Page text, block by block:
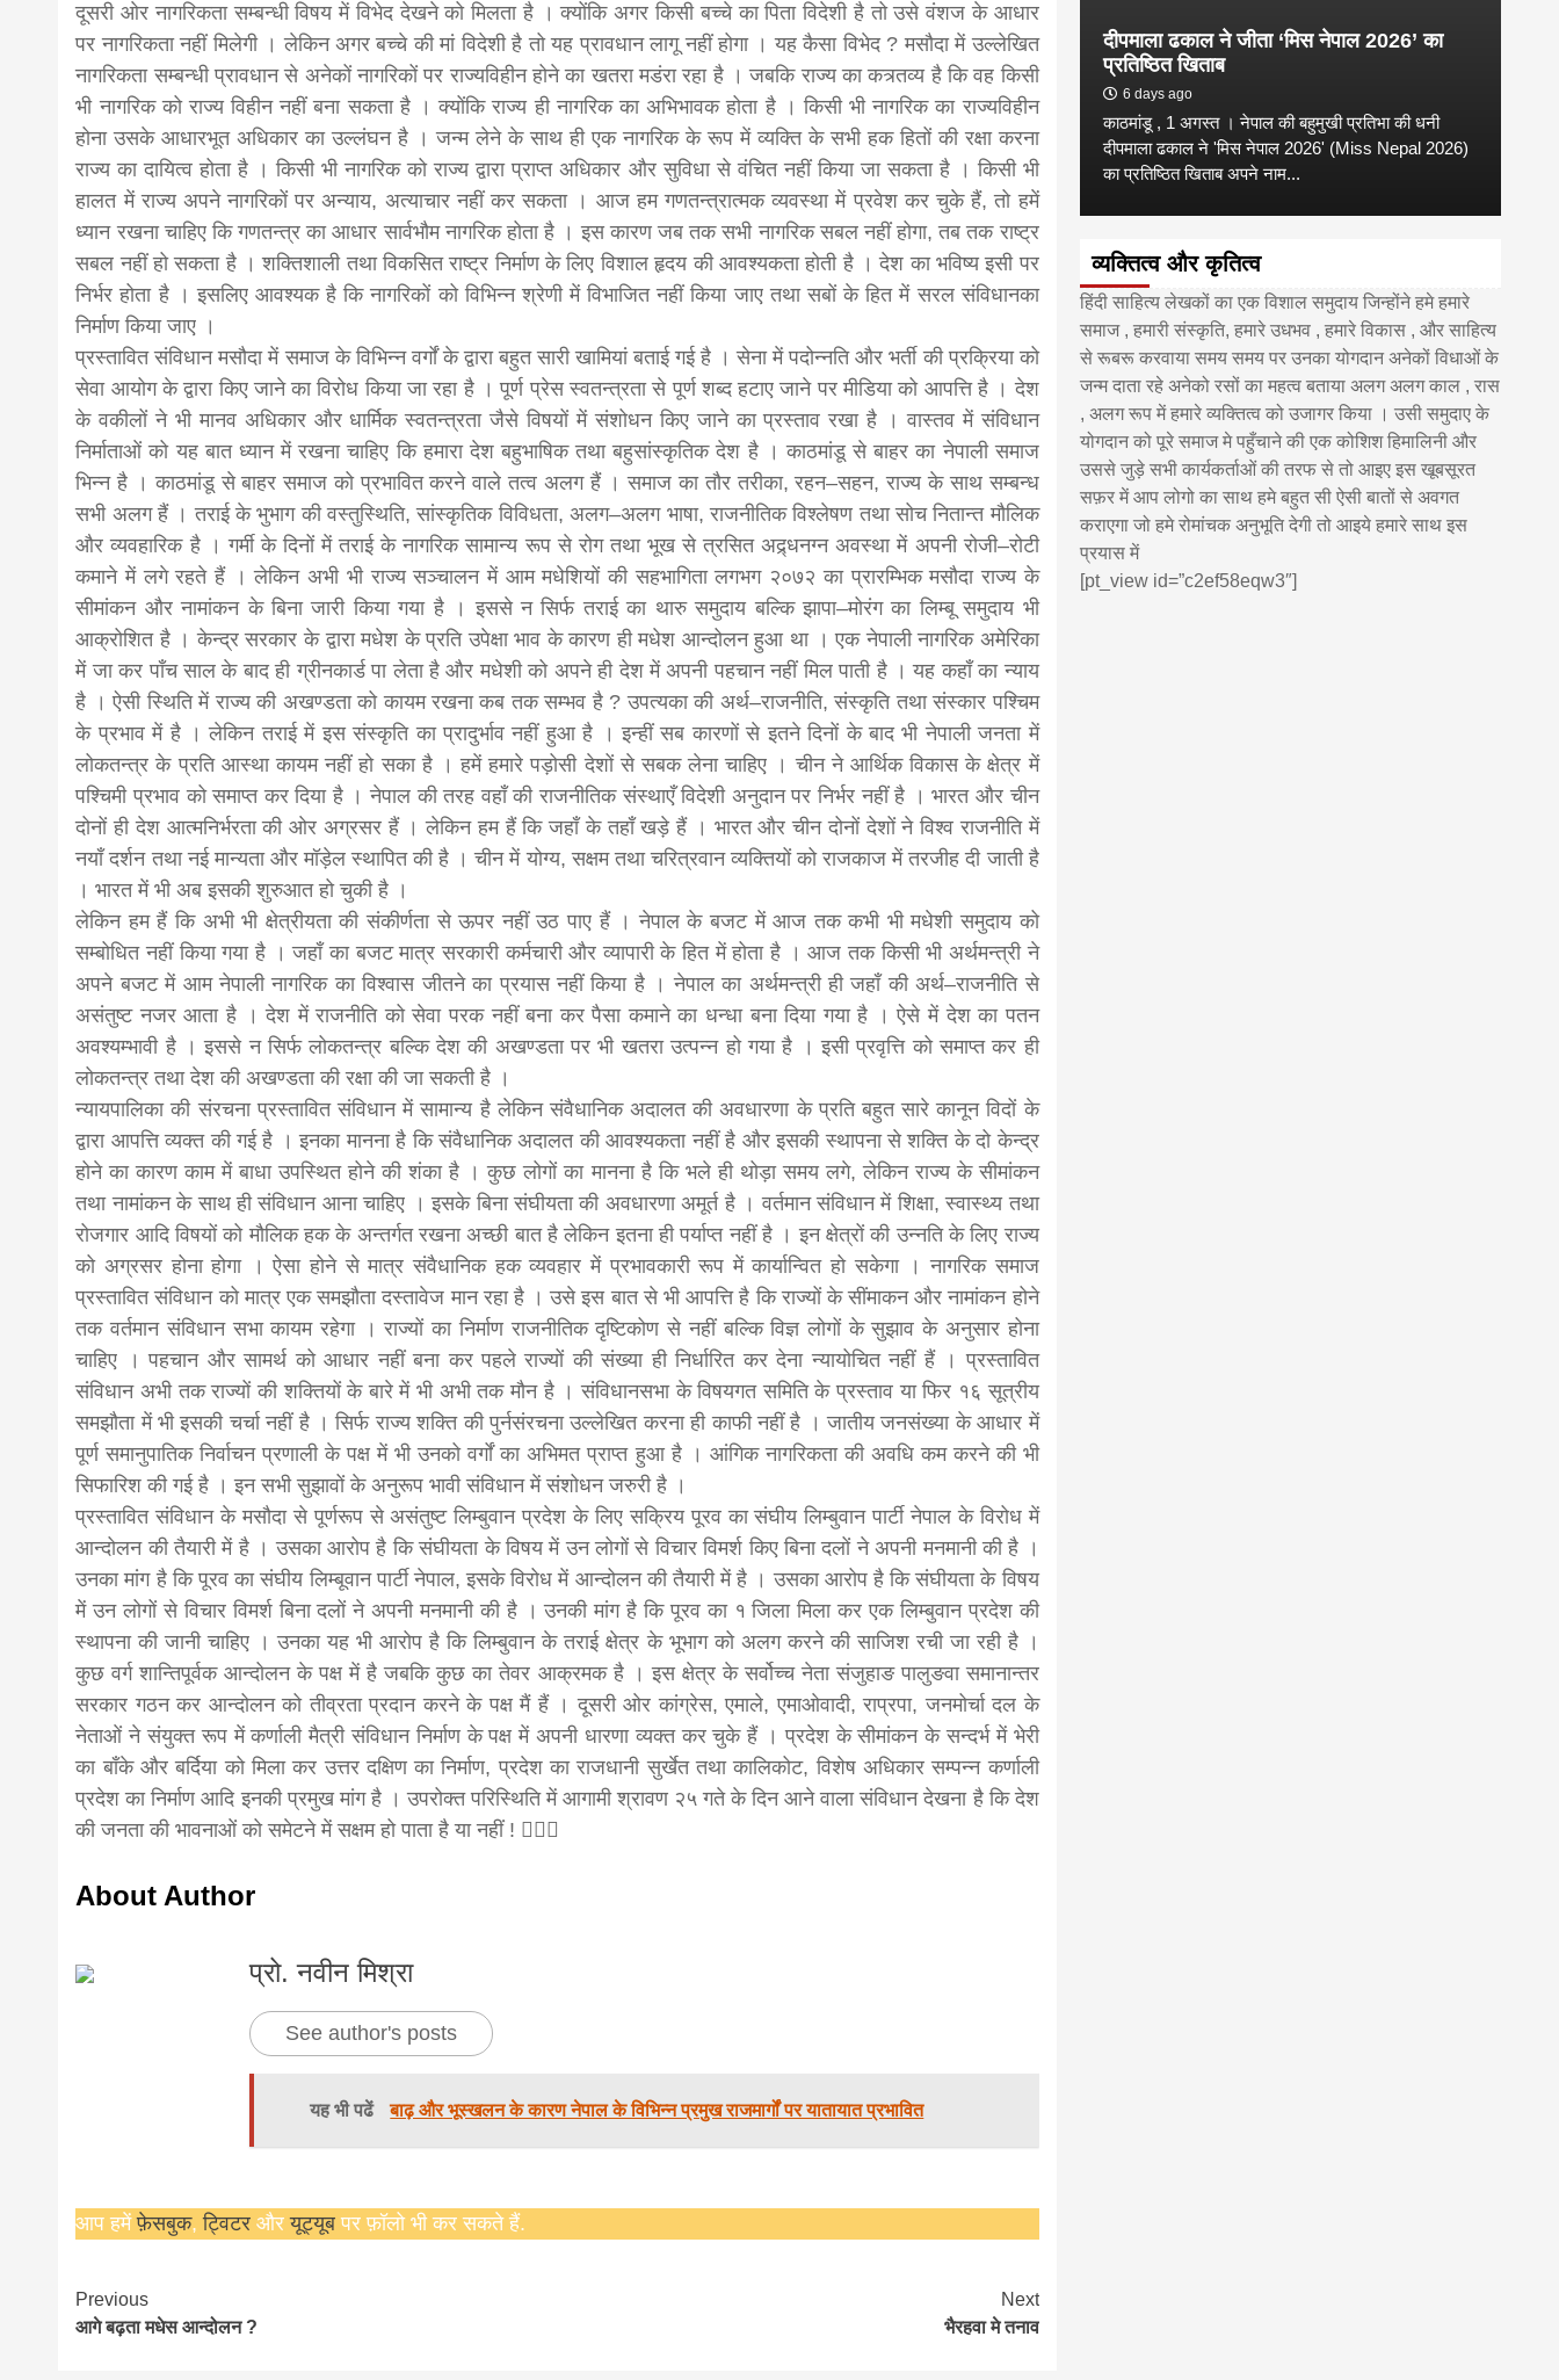
दूसरी ओर नागरिकता सम्बन्धी विषय में विभेद देखने को मिलता है । क्योंकि अगर किसी बच्चे का पिता विदेशी है तो उसे वंशज के आधार
पर नागरिकता नहीं मिलेगी । लेकिन अगर बच्चे की मां विदेशी है तो यह प्रावधान लागू नहीं होगा । यह कैसा विभेद ? मसौदा में उल्लेखित
नागरिकता सम्बन्धी प्रावधान से अनेकों नागरिकों पर राज्यविहीन होने का खतरा मडंरा रहा है । जबकि राज्य का कत्र्तव्य है कि वह किसी
भी नागरिक को राज्य विहीन नहीं बना सकता है । क्योंकि राज्य ही नागरिक का अभिभावक होता है । किसी भी नागरिक का राज्यविहीन
होना उसके आधारभूत अधिकार का उल्लंघन है । जन्म लेने के साथ ही एक नागरिक के रूप में व्यक्ति के सभी हक हितों की रक्षा करना
राज्य का दायित्व होता है । किसी भी नागरिक को राज्य द्वारा प्राप्त अधिकार और सुविधा से वंचित नहीं किया जा सकता है । किसी भी
हालत में राज्य अपने नागरिकों पर अन्याय, अत्याचार नहीं कर सकता । आज हम गणतन्त्रात्मक व्यवस्था में प्रवेश कर चुके हैं, तो हमें
ध्यान रखना चाहिए कि गणतन्त्र का आधार सार्वभौम नागरिक होता है । इस कारण जब तक सभी नागरिक सबल नहीं होगा, तब तक राष्ट्र
सबल नहीं हो सकता है । शक्तिशाली तथा विकसित राष्ट्र निर्माण के लिए विशाल हृदय की आवश्यकता होती है । देश का भविष्य इसी पर
निर्भर होता है । इसलिए आवश्यक है कि नागरिकों को विभिन्न श्रेणी में विभाजित नहीं किया जाए तथा सबों के हित में सरल संविधानका
निर्माण किया जाए ।
प्रस्तावित संविधान मसौदा में समाज के विभिन्न वर्गों के द्वारा बहुत सारी खामियां बताई गई है । सेना में पदोन्नति और भर्ती की प्रक्रिया को
सेवा आयोग के द्वारा किए जाने का विरोध किया जा रहा है । पूर्ण प्रेस स्वतन्त्रता से पूर्ण शब्द हटाए जाने पर मीडिया को आपत्ति है । देश
के वकीलों ने भी मानव अधिकार और धार्मिक स्वतन्त्रता जैसे विषयों में संशोधन किए जाने का प्रस्ताव रखा है । वास्तव में संविधान
निर्माताओं को यह बात ध्यान में रखना चाहिए कि हमारा देश बहुभाषिक तथा बहुसांस्कृतिक देश है । काठमांडू से बाहर का नेपाली समाज
भिन्न है । काठमांडू से बाहर समाज को प्रभावित करने वाले तत्व अलग हैं । समाज का तौर तरीका, रहन–सहन, राज्य के साथ सम्बन्ध
सभी अलग हैं । तराई के भुभाग की वस्तुस्थिति, सांस्कृतिक विविधता, अलग–अलग भाषा, राजनीतिक विश्लेषण तथा सोच नितान्त मौलिक
और व्यवहारिक है । गर्मी के दिनों में तराई के नागरिक सामान्य रूप से रोग तथा भूख से त्रसित अद्र्धनग्न अवस्था में अपनी रोजी–रोटी
कमाने में लगे रहते हैं । लेकिन अभी भी राज्य सञ्चालन में आम मधेशियों की सहभागिता लगभग २०७२ का प्रारम्भिक मसौदा राज्य के
सीमांकन और नामांकन के बिना जारी किया गया है । इससे न सिर्फ तराई का थारु समुदाय बल्कि झापा–मोरंग का लिम्बू समुदाय भी
आक्रोशित है । केन्द्र सरकार के द्वारा मधेश के प्रति उपेक्षा भाव के कारण ही मधेश आन्दोलन हुआ था । एक नेपाली नागरिक अमेरिका
में जा कर पाँच साल के बाद ही ग्रीनकार्ड पा लेता है और मधेशी को अपने ही देश में अपनी पहचान नहीं मिल पाती है । यह कहाँ का न्याय
है । ऐसी स्थिति में राज्य की अखण्डता को कायम रखना कब तक सम्भव है ? उपत्यका की अर्थ–राजनीति, संस्कृति तथा संस्कार पश्चिम
के प्रभाव में है । लेकिन तराई में इस संस्कृति का प्रादुर्भाव नहीं हुआ है । इन्हीं सब कारणों से इतने दिनों के बाद भी नेपाली जनता में
लोकतन्त्र के प्रति आस्था कायम नहीं हो सका है । हमें हमारे पड़ोसी देशों से सबक लेना चाहिए । चीन ने आर्थिक विकास के क्षेत्र में
पश्चिमी प्रभाव को समाप्त कर दिया है । नेपाल की तरह वहाँ की राजनीतिक संस्थाएँ विदेशी अनुदान पर निर्भर नहीं है । भारत और चीन
दोनों ही देश आत्मनिर्भरता की ओर अग्रसर हैं । लेकिन हम हैं कि जहाँ के तहाँ खड़े हैं । भारत और चीन दोनों देशों ने विश्व राजनीति में
नयाँ दर्शन तथा नई मान्यता और मॉड़ेल स्थापित की है । चीन में योग्य, सक्षम तथा चरित्रवान व्यक्तियों को राजकाज में तरजीह दी जाती है
। भारत में भी अब इसकी शुरुआत हो चुकी है ।
लेकिन हम हैं कि अभी भी क्षेत्रीयता की संकीर्णता से ऊपर नहीं उठ पाए हैं । नेपाल के बजट में आज तक कभी भी मधेशी समुदाय को
सम्बोधित नहीं किया गया है । जहाँ का बजट मात्र सरकारी कर्मचारी और व्यापारी के हित में होता है । आज तक किसी भी अर्थमन्त्री ने
अपने बजट में आम नेपाली नागरिक का विश्वास जीतने का प्रयास नहीं किया है । नेपाल का अर्थमन्त्री ही जहाँ की अर्थ–राजनीति से
असंतुष्ट नजर आता है । देश में राजनीति को सेवा परक नहीं बना कर पैसा कमाने का धन्धा बना दिया गया है । ऐसे में देश का पतन
अवश्यम्भावी है । इससे न सिर्फ लोकतन्त्र बल्कि देश की अखण्डता पर भी खतरा उत्पन्न हो गया है । इसी प्रवृत्ति को समाप्त कर ही
लोकतन्त्र तथा देश की अखण्डता की रक्षा की जा सकती है ।
न्यायपालिका की संरचना प्रस्तावित संविधान में सामान्य है लेकिन संवैधानिक अदालत की अवधारणा के प्रति बहुत सारे कानून विदों के
द्वारा आपत्ति व्यक्त की गई है । इनका मानना है कि संवैधानिक अदालत की आवश्यकता नहीं है और इसकी स्थापना से शक्ति के दो केन्द्र
होने का कारण काम में बाधा उपस्थित होने की शंका है । कुछ लोगों का मानना है कि भले ही थोड़ा समय लगे, लेकिन राज्य के सीमांकन
तथा नामांकन के साथ ही संविधान आना चाहिए । इसके बिना संघीयता की अवधारणा अमूर्त है । वर्तमान संविधान में शिक्षा, स्वास्थ्य तथा
रोजगार आदि विषयों को मौलिक हक के अन्तर्गत रखना अच्छी बात है लेकिन इतना ही पर्याप्त नहीं है । इन क्षेत्रों की उन्नति के लिए राज्य
को अग्रसर होना होगा । ऐसा होने से मात्र संवैधानिक हक व्यवहार में प्रभावकारी रूप में कार्यान्वित हो सकेगा । नागरिक समाज
प्रस्तावित संविधान को मात्र एक समझौता दस्तावेज मान रहा है । उसे इस बात से भी आपत्ति है कि राज्यों के सींमाकन और नामांकन होने
तक वर्तमान संविधान सभा कायम रहेगा । राज्यों का निर्माण राजनीतिक दृष्टिकोण से नहीं बल्कि विज्ञ लोगों के सुझाव के अनुसार होना
चाहिए । पहचान और सामर्थ को आधार नहीं बना कर पहले राज्यों की संख्या ही निर्धारित कर देना न्यायोचित नहीं हैं । प्रस्तावित
संविधान अभी तक राज्यों की शक्तियों के बारे में भी अभी तक मौन है । संविधानसभा के विषयगत समिति के प्रस्ताव या फिर १६ सूत्रीय
समझौता में भी इसकी चर्चा नहीं है । सिर्फ राज्य शक्ति की पुर्नसंरचना उल्लेखित करना ही काफी नहीं है । जातीय जनसंख्या के आधार में
पूर्ण समानुपातिक निर्वाचन प्रणाली के पक्ष में भी उनको वर्गों का अभिमत प्राप्त हुआ है । आंगिक नागरिकता की अवधि कम करने की भी
सिफारिश की गई है । इन सभी सुझावों के अनुरूप भावी संविधान में संशोधन जरुरी है ।
प्रस्तावित संविधान के मसौदा से पूर्णरूप से असंतुष्ट लिम्बुवान प्रदेश के लिए सक्रिय पूरव का संघीय लिम्बुवान पार्टी नेपाल के विरोध में
आन्दोलन की तैयारी में है । उसका आरोप है कि संघीयता के विषय में उन लोगों से विचार विमर्श किए बिना दलों ने अपनी मनमानी की है ।
उनका मांग है कि पूरव का संघीय लिम्बूवान पार्टी नेपाल, इसके विरोध में आन्दोलन की तैयारी में है । उसका आरोप है कि संघीयता के विषय
में उन लोगों से विचार विमर्श बिना दलों ने अपनी मनमानी की है । उनकी मांग है कि पूरव का १ जिला मिला कर एक लिम्बुवान प्रदेश की
स्थापना की जानी चाहिए । उनका यह भी आरोप है कि लिम्बुवान के तराई क्षेत्र के भूभाग को अलग करने की साजिश रची जा रही है ।
कुछ वर्ग शान्तिपूर्वक आन्दोलन के पक्ष में है जबकि कुछ का तेवर आक्रमक है । इस क्षेत्र के सर्वोच्च नेता संजुहाङ पालुङवा समानान्तर
सरकार गठन कर आन्दोलन को तीव्रता प्रदान करने के पक्ष मैं हैं । दूसरी ओर कांग्रेस, एमाले, एमाओवादी, राप्रपा, जनमोर्चा दल के
नेताओं ने संयुक्त रूप में कर्णाली मैत्री संविधान निर्माण के पक्ष में अपनी धारणा व्यक्त कर चुके हैं । प्रदेश के सीमांकन के सन्दर्भ में भेरी
का बाँके और बर्दिया को मिला कर उत्तर दक्षिण का निर्माण, प्रदेश का राजधानी सुर्खेत तथा कालिकोट, विशेष अधिकार सम्पन्न कर्णाली
प्रदेश का निर्माण आदि इनकी प्रमुख मांग है । उपरोक्त परिस्थिति में आगामी श्रावण २५ गते के दिन आने वाला संविधान देखना है कि देश
की जनता की भावनाओं को समेटने में सक्षम हो पाता है या नहीं ! 
About Author
प्रो. नवीन मिश्रा
See author's posts
यह भी पढें बाढ़ और भूस्खलन के कारण नेपाल के विभिन्न प्रमुख राजमार्गों पर यातायात प्रभावित
आप हमेंफ़ेसबुक,ट्विटरऔरयूट्यूब पर फ़ॉलो भी कर सकते हैं.
Continue
Reading
Previous
आगे बढ़ता मधेस आन्दोलन ?
Next
भैरहवा मे तनाव
सीताराम विवाह पंचमी महोत्सव के तीसरे दिन धनुष
यज्ञ का हुआ आयोजन (फोटो सहित)
3 years ago
जनकपुरधाम/मिश्री लाल मधुकर। सीताराम विवाह पंचमी
महोत्सव के तीसरे दिन जानकी मंदिर के प्रांगण में धनुष यज्ञ
आयोजित किया गया। रंगभूमि मैदान में राजा विदेह...
दीपमाला ढकाल ने जीता ‘मिस नेपाल 2026’ का
प्रतिष्ठित खिताब
6 days ago
काठमांडू , 1 अगस्त । नेपाल की बहुमुखी प्रतिभा की धनी
दीपमाला ढकाल ने 'मिस नेपाल 2026' (Miss Nepal 2026)
का प्रतिष्ठित खिताब अपने नाम...
व्यक्तित्व और कृतित्व
हिंदी साहित्य लेखकों का एक विशाल समुदाय जिन्होंने हमे हमारे
समाज , हमारी संस्कृति, हमारे उधभव , हमारे विकास , और साहित्य
से रूबरू करवाया समय समय पर उनका योगदान अनेकों विधाओं के
जन्म दाता रहे अनेको रसों का महत्व बताया अलग अलग काल , रास
, अलग रूप में हमारे व्यक्तित्व को उजागर किया । उसी समुदाए के
योगदान को पूरे समाज मे पहुँचाने की एक कोशिश हिमालिनी और
उससे जुड़े सभी कार्यकर्ताओं की तरफ से तो आइए इस खूबसूरत
सफ़र में आप लोगो का साथ हमे बहुत सी ऐसी बातों से अवगत
कराएगा जो हमे रोमांचक अनुभूति देगी तो आइये हमारे साथ इस
प्रयास में
[pt_view id=”c2ef58eqw3″]